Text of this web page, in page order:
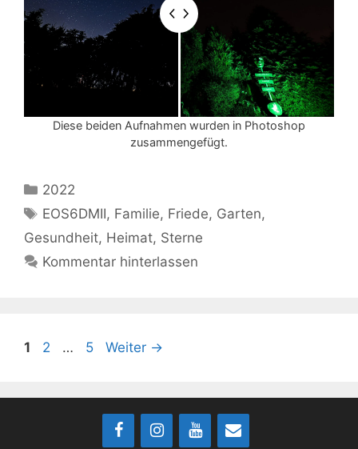
Diese beiden Aufnahmen wurden in Photoshop
zusammengefügt.
Kategorien
2022
Schlagwörter
EOS6DMII, Familie, Friede, Garten,
Gesundheit, Heimat, Sterne
Kommentar hinterlassen
Seite
1 Seite
2 … Seite
5 Weiter →